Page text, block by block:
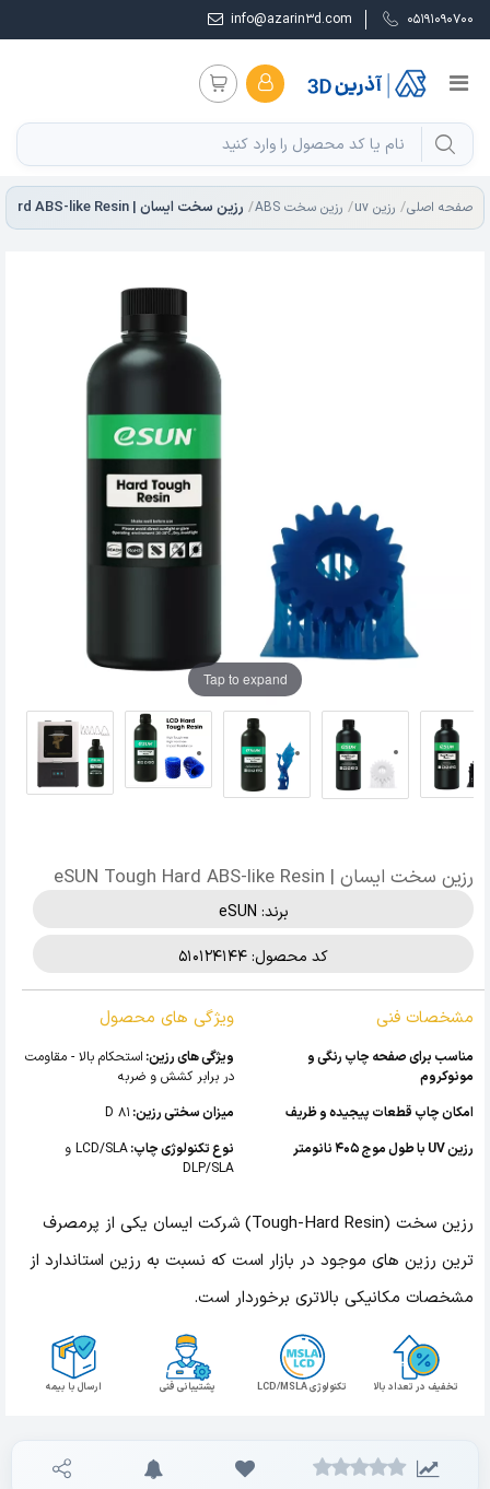
05191090700
info@azarin3d.com
صفحه اصلی رزین uv رزین سخت ABS
Tap to expand
رزین سخت ایسان | eSUN Tough Hard ABS-like Resin
برند: eSUN
کد محصول: 510124144
مشخصات فنی
مناسب برای صفحه چاپ رنگی و
مونوکروم
امکان چاپ قطعات پیجیده و ظریف
رزین UV با طول موج 405 نانومتر
ویژگی های محصول
ویژگی های رزین: استحکام بالا - مقاومت
در برابر کشش و ضربه
میزان سختی رزین: 81 D
نوع تکنولوژی چاپ:
LCD/SLA و
DLP/SLA
رزین سخت (Tough-Hard Resin) شرکت ایسان یکی از پرمصرف
ترین رزین های موجود در بازار است که نسبت به رزین استاندارد از
مشخصات مکانیکی بالاتری برخوردار است.
ارسال با بیمه پشتیبانی فنی تکنولوژی LCD/MSLA تخفیف در تعداد بالا